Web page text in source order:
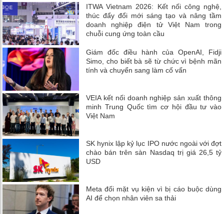
ITWA Vietnam 2026: Kết nối công nghệ,
thúc đẩy đổi mới sáng tạo và nâng tầm
doanh nghiệp điện tử Việt Nam trong
chuỗi cung ứng toàn cầu
Giám đốc điều hành của OpenAI, Fidji
Simo, cho biết bà sẽ từ chức vì bệnh mãn
tính và chuyển sang làm cố vấn
VEIA kết nối doanh nghiệp sản xuất thông
minh Trung Quốc tìm cơ hội đầu tư vào
Việt Nam
SK hynix lập kỷ lục IPO nước ngoài với đợt
chào bán trên sàn Nasdaq trị giá 26,5 tỷ
USD
Meta đối mặt vụ kiện vì bị cáo buộc dùng
AI để chọn nhân viên sa thải